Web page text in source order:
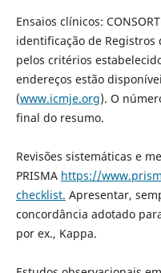
Ensaios clínicos: CONSORT
identificação de Registros
pelos critérios
endereços estão
(www.icmje.org). O
final do resumo.
Revisões sistemáticas e
PRISMA https://
checklist. Apresentar,
concordância adotado
por ex., Kappa.